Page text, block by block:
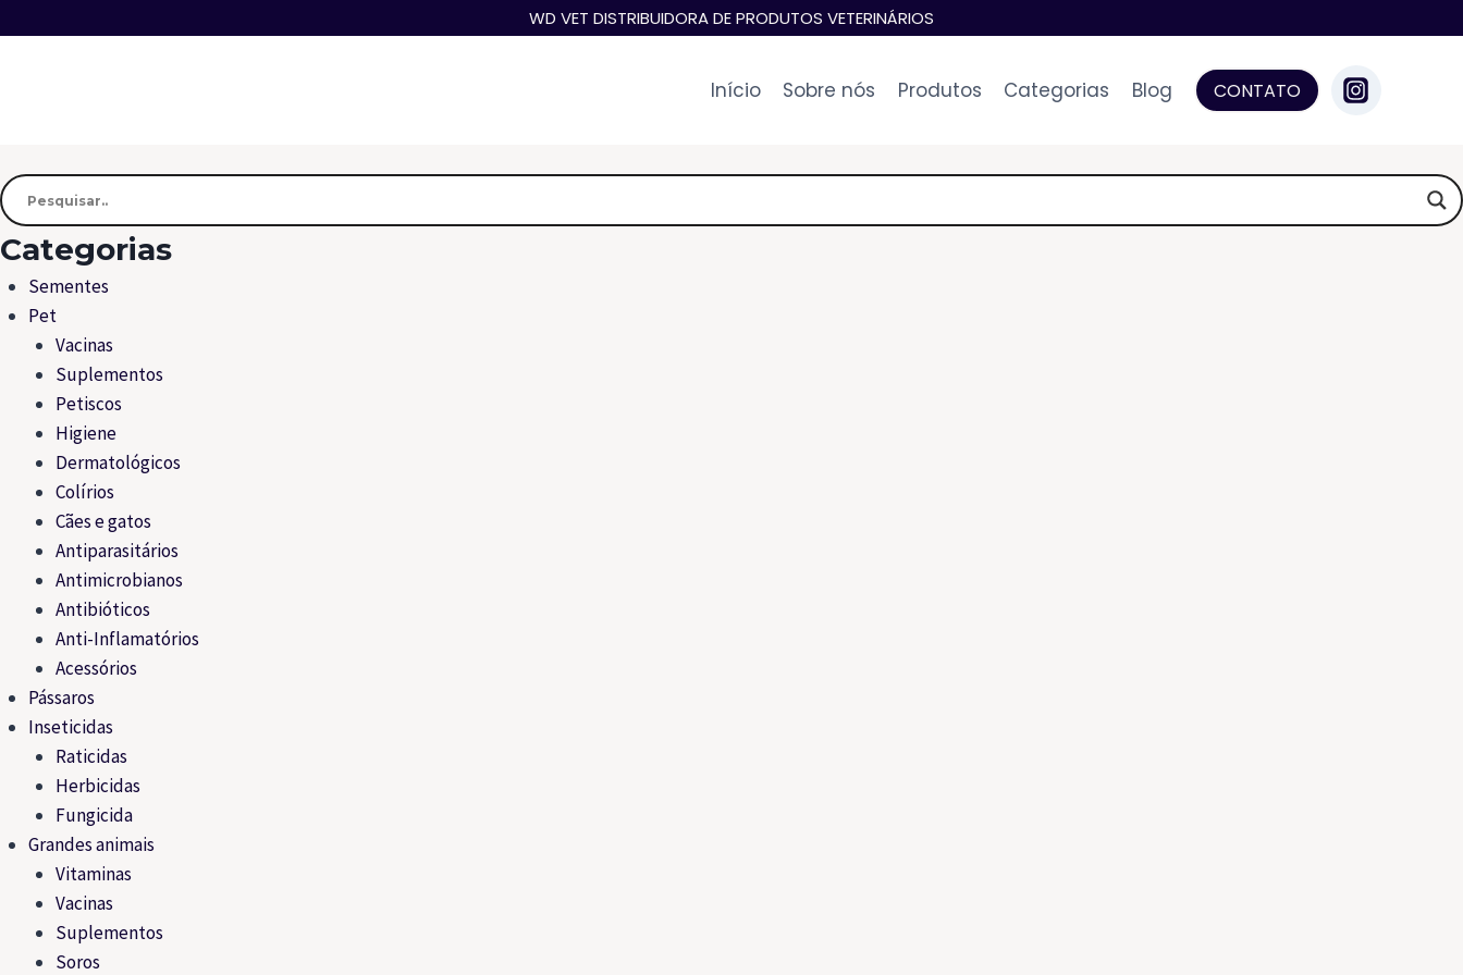
WD VET DISTRIBUIDORA DE PRODUTOS VETERINÁRIOS
Início Sobre nós Produtos Categorias Blog CONTATO
Categorias
Sementes
Pet
Vacinas
Suplementos
Petiscos
Higiene
Dermatológicos
Colírios
Cães e gatos
Antiparasitários
Antimicrobianos
Antibióticos
Anti-Inflamatórios
Acessórios
Pássaros
Inseticidas
Raticidas
Herbicidas
Fungicida
Grandes animais
Vitaminas
Vacinas
Suplementos
Soros